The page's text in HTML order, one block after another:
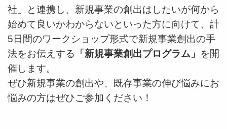
社」と連携し、新規事業の創出はしたいが何から
始めて良いかわからないといった方に向けて、計
5日間のワークショップ形式で新規事業創出の手
法をお伝えする 「新規事業創出プログラム」 を開
催します。
ぜひ新規事業の創出や、既存事業の伸び悩みにお
悩みの方はぜひご参加ください！